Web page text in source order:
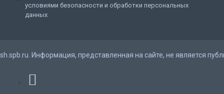
условиями безопасности и обработки персональных
данных
Информация, представленная на сайте, не является